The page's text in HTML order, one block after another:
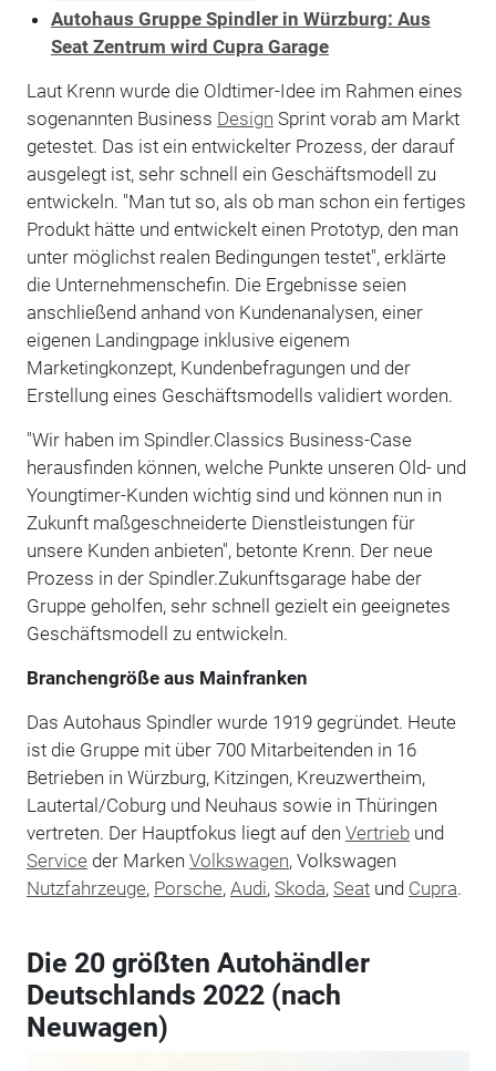
Autohaus Gruppe Spindler in Würzburg: Aus
Seat Zentrum wird Cupra Garage
Laut Krenn wurde die Oldtimer-Idee im Rahmen eines
sogenannten Business Design Sprint vorab am Markt
getestet. Das ist ein entwickelter Prozess, der darauf
ausgelegt ist, sehr schnell ein Geschäftsmodell zu
entwickeln. "Man tut so, als ob man schon ein fertiges
Produkt hätte und entwickelt einen Prototyp, den man
unter möglichst realen Bedingungen testet", erklärte
die Unternehmenschefin. Die Ergebnisse seien
anschließend anhand von Kundenanalysen, einer
eigenen Landingpage inklusive eigenem
Marketingkonzept, Kundenbefragungen und der
Erstellung eines Geschäftsmodells validiert worden.
"Wir haben im Spindler.Classics Business-Case
herausfinden können, welche Punkte unseren Old- und
Youngtimer-Kunden wichtig sind und können nun in
Zukunft maßgeschneiderte Dienstleistungen für
unsere Kunden anbieten", betonte Krenn. Der neue
Prozess in der Spindler.Zukunftsgarage habe der
Gruppe geholfen, sehr schnell gezielt ein geeignetes
Geschäftsmodell zu entwickeln.
Branchengröße aus Mainfranken
Das Autohaus Spindler wurde 1919 gegründet. Heute
ist die Gruppe mit über 700 Mitarbeitenden in 16
Betrieben in Würzburg, Kitzingen, Kreuzwertheim,
Lautertal/Coburg und Neuhaus sowie in Thüringen
vertreten. Der Hauptfokus liegt auf den Vertriebund
Service der Marken Volkswagen, Volkswagen
Nutzfahrzeuge, Porsche, Audi, Skoda, Seatund Cupra.
Die 20 größten Autohändler
Deutschlands 2022 (nach
Neuwagen)